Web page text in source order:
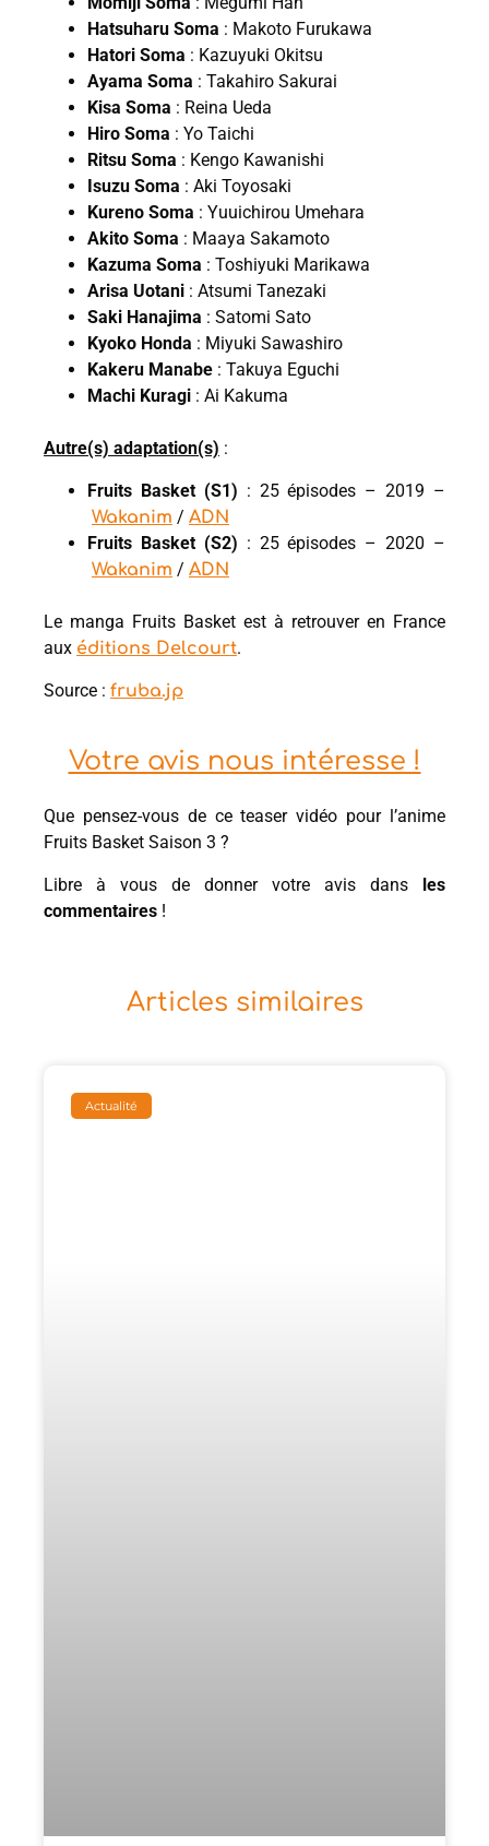
Hatsuharu Soma : Makoto Furukawa
Hatori Soma : Kazuyuki Okitsu
Ayama Soma : Takahiro Sakurai
Kisa Soma : Reina Ueda
Hiro Soma : Yo Taichi
Ritsu Soma : Kengo Kawanishi
Isuzu Soma : Aki Toyosaki
Kureno Soma : Yuuichirou Umehara
Akito Soma : Maaya Sakamoto
Kazuma Soma : Toshiyuki Marikawa
Arisa Uotani : Atsumi Tanezaki
Saki Hanajima : Satomi Sato
Kyoko Honda : Miyuki Sawashiro
Kakeru Manabe : Takuya Eguchi
Machi Kuragi : Ai Kakuma
Autre(s) adaptation(s) :
Fruits Basket (S1) : 25 épisodes – 2019 –
Wakanim / ADN
Fruits Basket (S2) : 25 épisodes – 2020 –
Wakanim / ADN
Le manga Fruits Basket est à retrouver en France
aux éditions Delcourt.
Source : fruba.jp
Votre avis nous intéresse !
Que pensez-vous de ce teaser vidéo pour l’anime
Fruits Basket Saison 3 ?
Libre à vous de donner votre avis dans
les
commentaires !
Articles similaires
Actualité